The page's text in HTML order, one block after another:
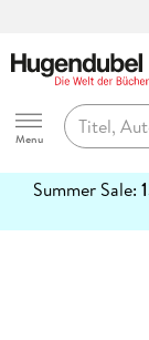
Hugendubel
Menu
Summer Sale:
erfahren